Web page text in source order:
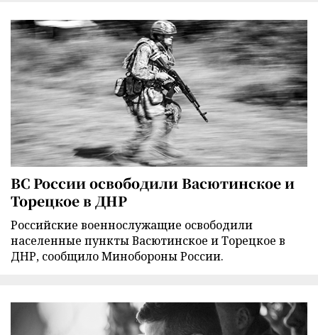
ВС России освободили Васютинское и
Торецкое в ДНР
Российские военнослужащие освободили
населенные пункты Васютинское и Торецкое в
ДНР, сообщило Минобороны России.